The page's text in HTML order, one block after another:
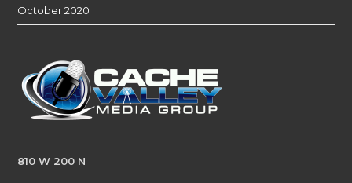
October 2020
810 W 200 N